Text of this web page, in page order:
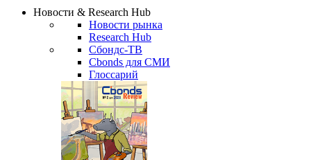
Новости & Research Hub
Новости рынка
Research Hub
Сбондс-ТВ
Cbonds для СМИ
Глоссарий